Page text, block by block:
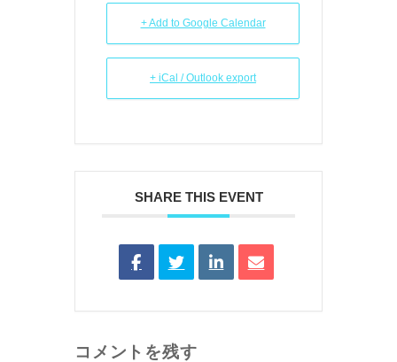
+ Add to Google Calendar
+ iCal / Outlook export
SHARE THIS EVENT
コメントを残す